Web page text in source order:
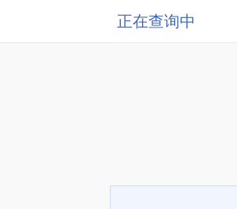
正在查询中